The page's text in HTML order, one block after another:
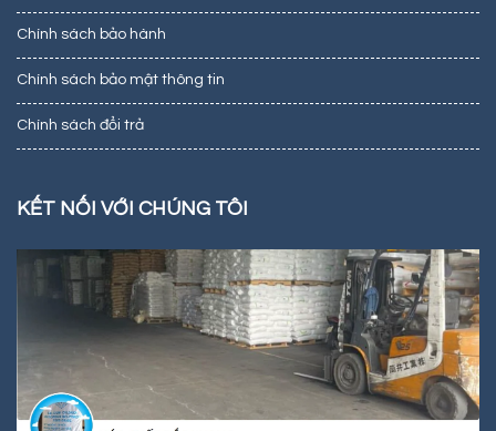
Chính sách bảo hành
Chính sách bảo mật thông tin
Chính sách đổi trả
KẾT NỐI VỚI CHÚNG TÔI